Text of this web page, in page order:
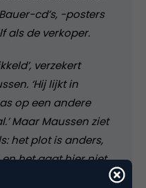
cd’s, -posters
als de verkoper.
verzekert
‘Hij lijkt in
op een andere
Maar Maussen ziet
het plot is anders,
het gaat hier niet